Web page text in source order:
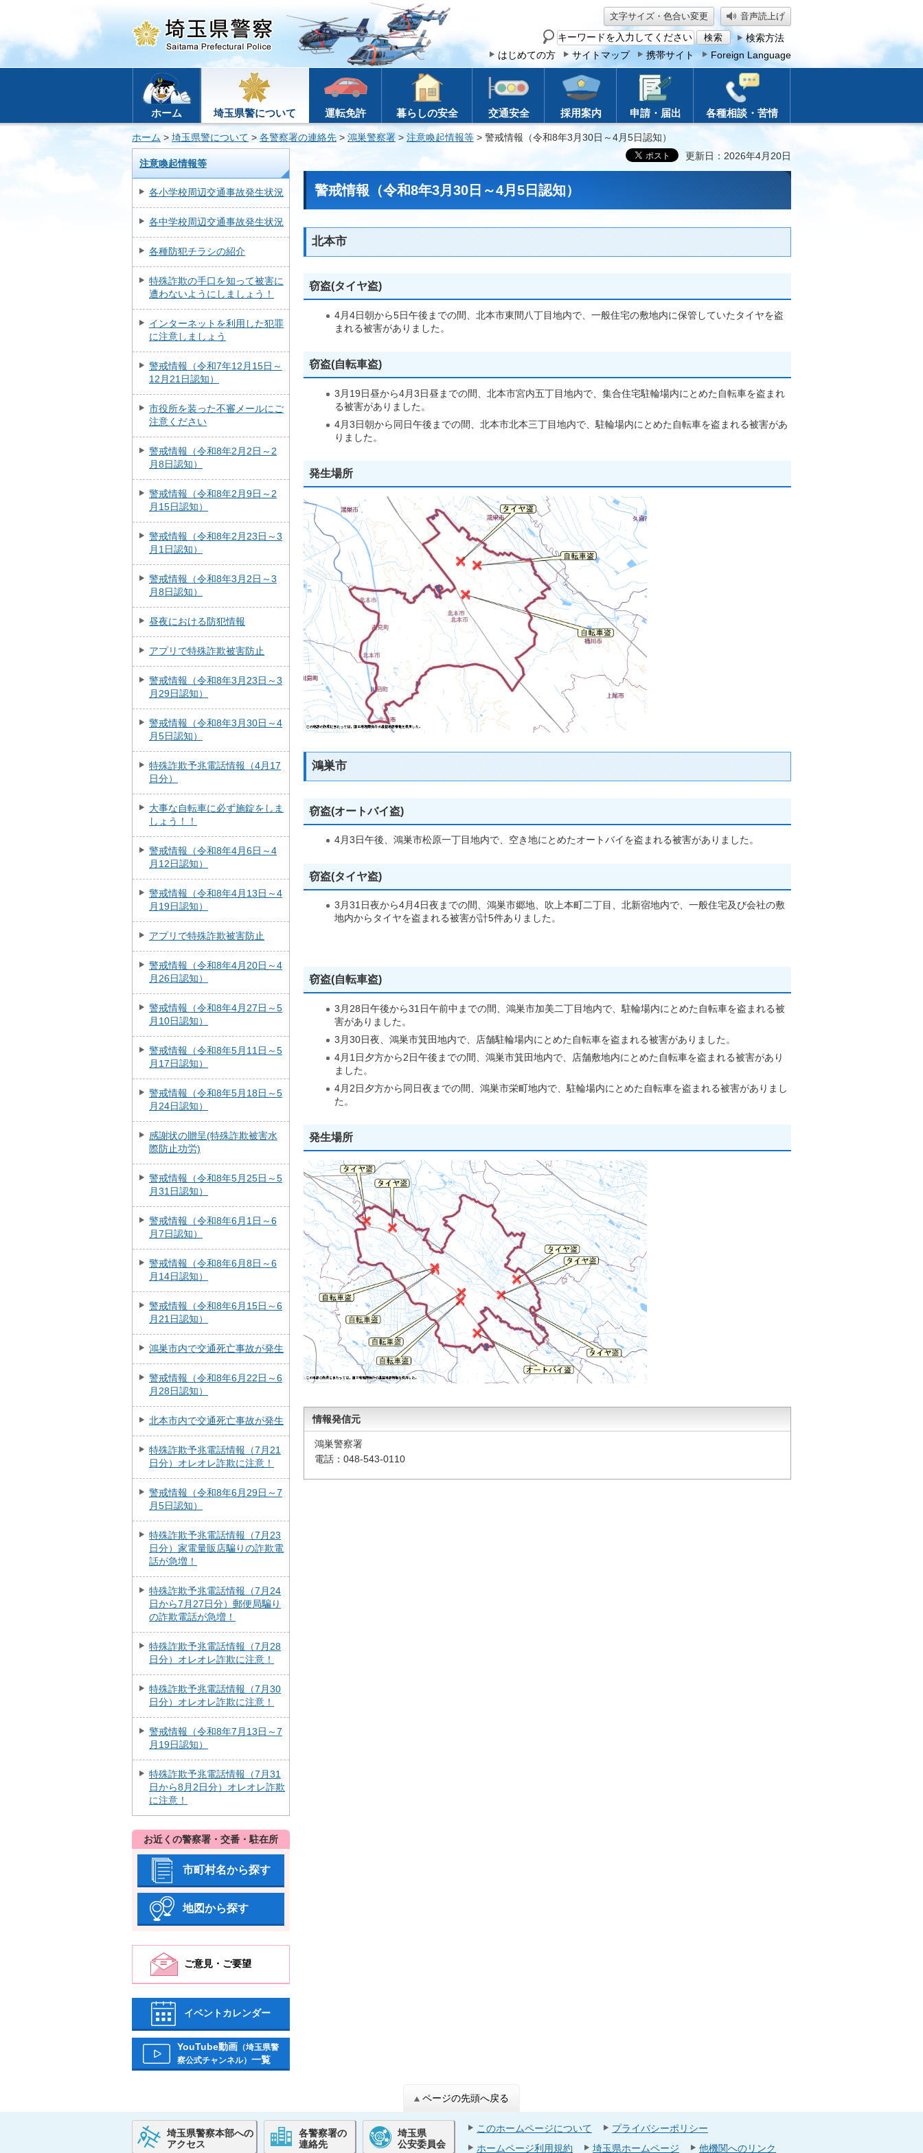
文字サイズ・色合い変更 音声読上げ
サ
イ
ト
検索方法
はじめての方
サイトマップ 携帯サイト Foreign Language
ホーム 埼玉県警について 運転免許 暮らしの安全 交通安全 採用案内 申請・届出 各種相談・苦情
ホーム > 埼玉県警について > 各警察署の連絡先 > 鴻巣警察署 > 注意喚起情報等 > 警戒情報（令和8年3月30日～4月5日認知）
注意喚起情報等
各小学校周辺交通事故発生状況
各中学校周辺交通事故発生状況
各種防犯チラシの紹介
特殊詐欺の手口を知って被害に
遭わないようにしましょう！
インターネットを利用した犯罪
に注意しましょう
警戒情報（令和7年12月15日～
12月21日認知）
市役所を装った不審メールにご
注意ください
警戒情報（令和8年2月2日～2
月8日認知）
警戒情報（令和8年2月9日～2
月15日認知）
警戒情報（令和8年2月23日～3
月1日認知）
警戒情報（令和8年3月2日～3
月8日認知）
昼夜における防犯情報
アプリで特殊詐欺被害防止
警戒情報（令和8年3月23日～3
月29日認知）
警戒情報（令和8年3月30日～4
月5日認知）
特殊詐欺予兆電話情報（4月17
日分）
大事な自転車に必ず施錠をしま
しょう！！
警戒情報（令和8年4月6日～4
月12日認知）
警戒情報（令和8年4月13日～4
月19日認知）
アプリで特殊詐欺被害防止
警戒情報（令和8年4月20日～4
月26日認知）
警戒情報（令和8年4月27日～5
月10日認知）
警戒情報（令和8年5月11日～5
月17日認知）
警戒情報（令和8年5月18日～5
月24日認知）
感謝状の贈呈(特殊詐欺被害水
際防止功労)
警戒情報（令和8年5月25日～5
月31日認知）
警戒情報（令和8年6月1日～6
月7日認知）
警戒情報（令和8年6月8日～6
月14日認知）
警戒情報（令和8年6月15日～6
月21日認知）
鴻巣市内で交通死亡事故が発生
警戒情報（令和8年6月22日～6
月28日認知）
北本市内で交通死亡事故が発生
特殊詐欺予兆電話情報（7月21
日分）オレオレ詐欺に注意！
警戒情報（令和8年6月29日～7
月5日認知）
特殊詐欺予兆電話情報（7月23
日分）家電量販店騙りの詐欺電
話が急増！
特殊詐欺予兆電話情報（7月24
日から7月27日分）郵便局騙り
の詐欺電話が急増！
特殊詐欺予兆電話情報（7月28
日分）オレオレ詐欺に注意！
特殊詐欺予兆電話情報（7月30
日分）オレオレ詐欺に注意！
警戒情報（令和8年7月13日～7
月19日認知）
特殊詐欺予兆電話情報（7月31
日から8月2日分）オレオレ詐欺
に注意！
お近くの警察署・交番・駐在所
市町村名から探す
地図から探す
ご意見・ご要望
イベントカレンダー
YouTube動画 （埼玉県警
察公式チャンネル） 一覧
更新日：2026年4月20日
警戒情報（令和8年3月30日～4月5日認知）
北本市
窃盗(タイヤ盗)
4月4日朝から5日午後までの間、北本市東間八丁目地内で、一般住宅の敷地内に保管していたタイヤを盗
まれる被害がありました。
窃盗(自転車盗)
3月19日昼から4月3日昼までの間、北本市宮内五丁目地内で、集合住宅駐輪場内にとめた自転車を盗まれ
る被害がありました。
4月3日朝から同日午後までの間、北本市北本三丁目地内で、駐輪場内にとめた自転車を盗まれる被害があ
りました。
発生場所
鴻巣市
窃盗(オートバイ盗)
4月3日午後、鴻巣市松原一丁目地内で、空き地にとめたオートバイを盗まれる被害がありました。
窃盗(タイヤ盗)
3月31日夜から4月4日夜までの間、鴻巣市郷地、吹上本町二丁目、北新宿地内で、一般住宅及び会社の敷
地内からタイヤを盗まれる被害が計5件ありました。
窃盗(自転車盗)
3月28日午後から31日午前中までの間、鴻巣市加美二丁目地内で、駐輪場内にとめた自転車を盗まれる被
害がありました。
3月30日夜、鴻巣市箕田地内で、店舗駐輪場内にとめた自転車を盗まれる被害がありました。
4月1日夕方から2日午後までの間、鴻巣市箕田地内で、店舗敷地内にとめた自転車を盗まれる被害があり
ました。
4月2日夕方から同日夜までの間、鴻巣市栄町地内で、駐輪場内にとめた自転車を盗まれる被害がありまし
た。
発生場所
情報発信元
鴻巣警察署
電話：048-543-0110
ページの先頭へ戻る
埼玉県警察本部への
アクセス
各警察署の
連絡先
埼玉県
公安委員会
このホームページについて
プライバシーポリシー
ホームページ利用規約
埼玉県ホームページ 他機関へのリンク